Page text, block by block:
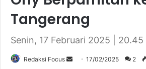
Tangerang
Senin, 17 Februari 2025 | 20.45
Redaksi Focus 17/02/2025 2